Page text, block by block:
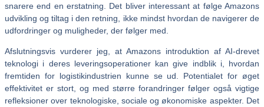
snarere end en erstatning. Det bliver interessant at følge Amazons
udvikling og tiltag i den retning, ikke mindst hvordan de navigerer de
udfordringer og muligheder, der følger med.
Afslutningsvis vurderer jeg, at Amazons introduktion af AI-drevet
teknologi i deres leveringsoperationer kan give indblik i, hvordan
fremtiden for logistikindustrien kunne se ud. Potentialet for øget
effektivitet er stort, og med større forandringer følger også vigtige
refleksioner over teknologiske, sociale og økonomiske aspekter. Det